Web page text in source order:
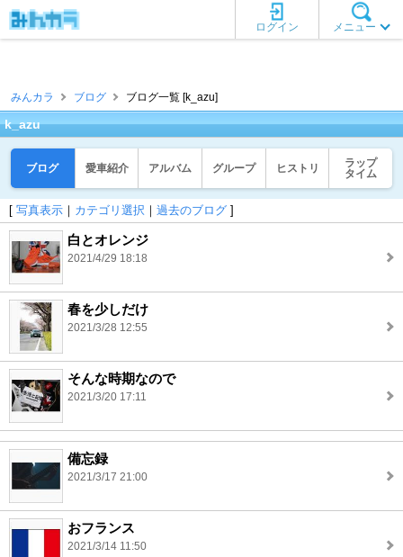
メニュー
ログイン
みんカラ ブログ ブログ一覧 [k_azu]
k_azu
ブログ 愛車紹介 アルバム グループ ヒストリ
ラップ
タイム
[ 写真表示 ｜ カテゴリ選択 ｜ 過去のブログ ]
白とオレンジ
2021/4/29 18:18
春を少しだけ
2021/3/28 12:55
そんな時期なので
2021/3/20 17:11
備忘録
2021/3/17 21:00
おフランス
2021/3/14 11:50